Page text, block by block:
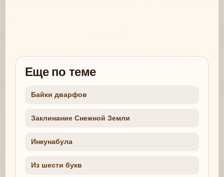
Еще по теме
Байки дварфов
Заклинание Снежной Земли
Инкунабула
Из шести букв